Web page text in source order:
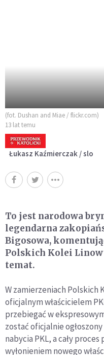
(fot. Dushan and Miae / flickr.com)
13 lat temu
Łukasz Kaźmierczak / slo
To jest narodowa
legendarna
Bigosowa,
Polskich Kolei
temat.
W zamierzeniach Polskich
oficjalnym właścicielem
przebiegać w
zostać oficjalnie
nabycia PKL, a cały
wyłonieniem nowego